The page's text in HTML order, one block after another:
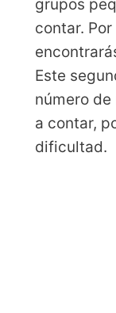
grupos
contar.
Este
número
a contar,
dificultad.